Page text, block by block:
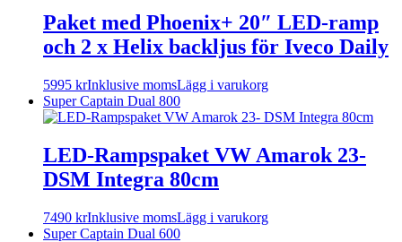
Paket med Phoenix+ 20″ LED-ramp
och 2 x Helix backljus för Iveco Daily
5995 krInklusive momsLägg i varukorg
Super Captain Dual 800
LED-Rampspaket VW Amarok 23-
DSM Integra 80cm
7490 krInklusive momsLägg i varukorg
Super Captain Dual 600